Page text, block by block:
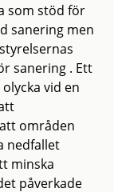
som stöd för
sanering men
sanering . Ett
vid en
områden
nedfallet
minska
påverkade